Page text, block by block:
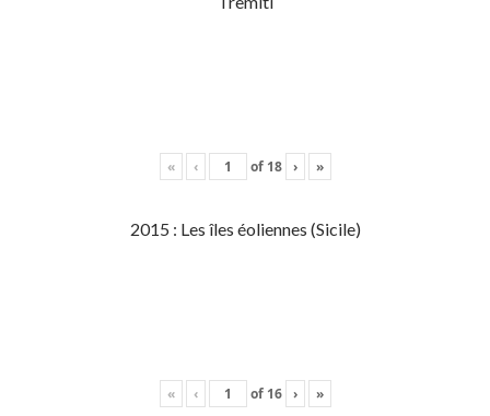
« ‹ of 18 › »
2015 : Les îles éoliennes (Sicile)
« ‹ of 16 › »